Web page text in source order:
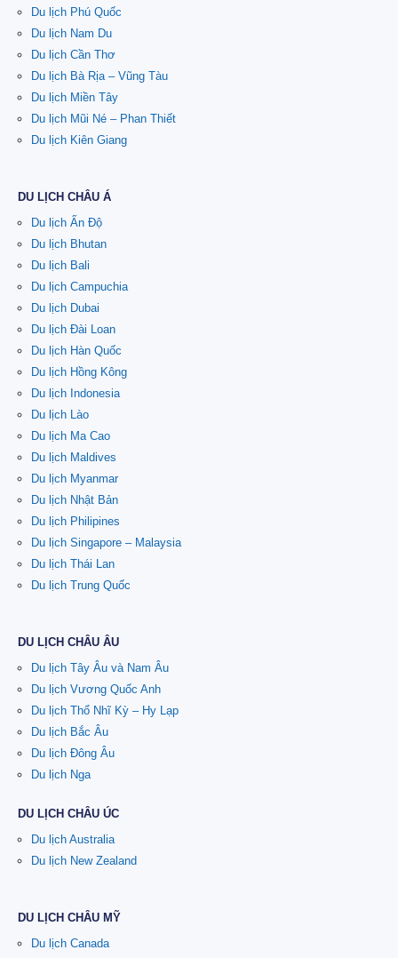
Du lịch Phú Quốc
Du lịch Nam Du
Du lịch Cần Thơ
Du lịch Bà Rịa – Vũng Tàu
Du lịch Miền Tây
Du lịch Mũi Né – Phan Thiết
Du lịch Kiên Giang
DU LỊCH CHÂU Á
Du lịch Ấn Độ
Du lịch Bhutan
Du lịch Bali
Du lịch Campuchia
Du lịch Dubai
Du lịch Đài Loan
Du lịch Hàn Quốc
Du lịch Hồng Kông
Du lịch Indonesia
Du lịch Lào
Du lịch Ma Cao
Du lịch Maldives
Du lịch Myanmar
Du lịch Nhật Bản
Du lịch Philipines
Du lịch Singapore – Malaysia
Du lịch Thái Lan
Du lịch Trung Quốc
DU LỊCH CHÂU ÂU
Du lịch Tây Âu và Nam Âu
Du lịch Vương Quốc Anh
Du lịch Thổ Nhĩ Kỳ – Hy Lạp
Du lịch Bắc Âu
Du lịch Đông Âu
Du lịch Nga
DU LỊCH CHÂU ÚC
Du lịch Australia
Du lịch New Zealand
DU LỊCH CHÂU MỸ
Du lịch Canada